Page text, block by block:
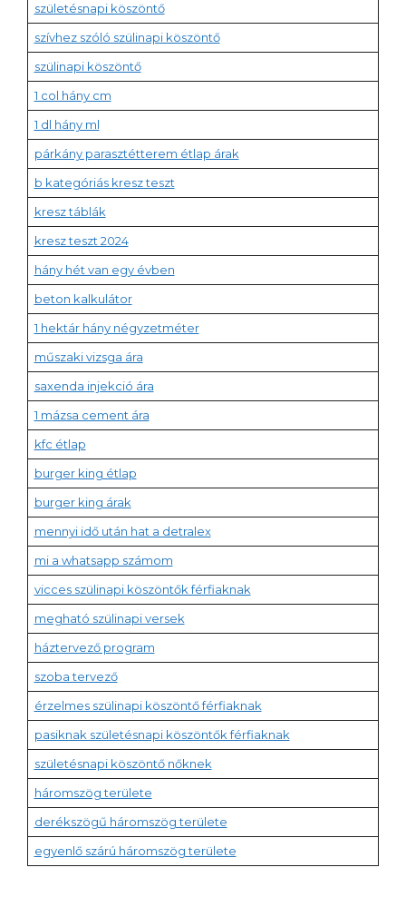
születésnapi köszöntő
szívhez szóló szülinapi köszöntő
szülinapi köszöntő
1 col hány cm
1 dl hány ml
párkány parasztétterem étlap árak
b kategóriás kresz teszt
kresz táblák
kresz teszt 2024
hány hét van egy évben
beton kalkulátor
1 hektár hány négyzetméter
műszaki vizsga ára
saxenda injekció ára
1 mázsa cement ára
kfc étlap
burger king étlap
burger king árak
mennyi idő után hat a detralex
mi a whatsapp számom
vicces szülinapi köszöntők férfiaknak
megható szülinapi versek
háztervező program
szoba tervező
érzelmes szülinapi köszöntő férfiaknak
pasiknak születésnapi köszöntők férfiaknak
születésnapi köszöntő nőknek
háromszög területe
derékszögű háromszög területe
egyenlő szárú háromszög területe